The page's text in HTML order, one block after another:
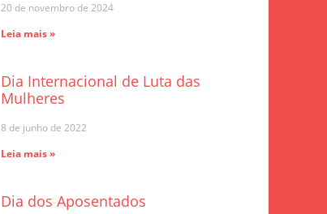
20 de novembro de 2024
Leia mais »
Dia Internacional de Luta das
Mulheres
8 de junho de 2022
Leia mais »
Dia dos Aposentados